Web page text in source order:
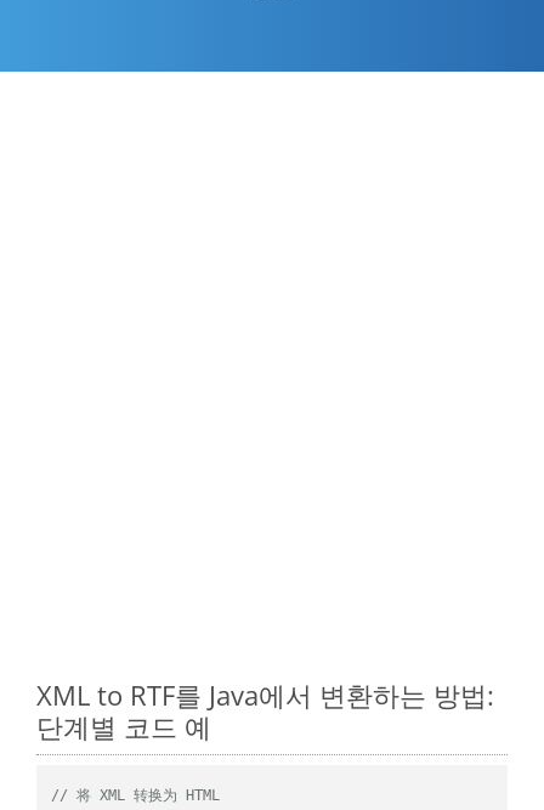
XML to RTF를 Java에서 변환하는 방법:
단계별 코드 예
// 将 XML 转换为 HTML